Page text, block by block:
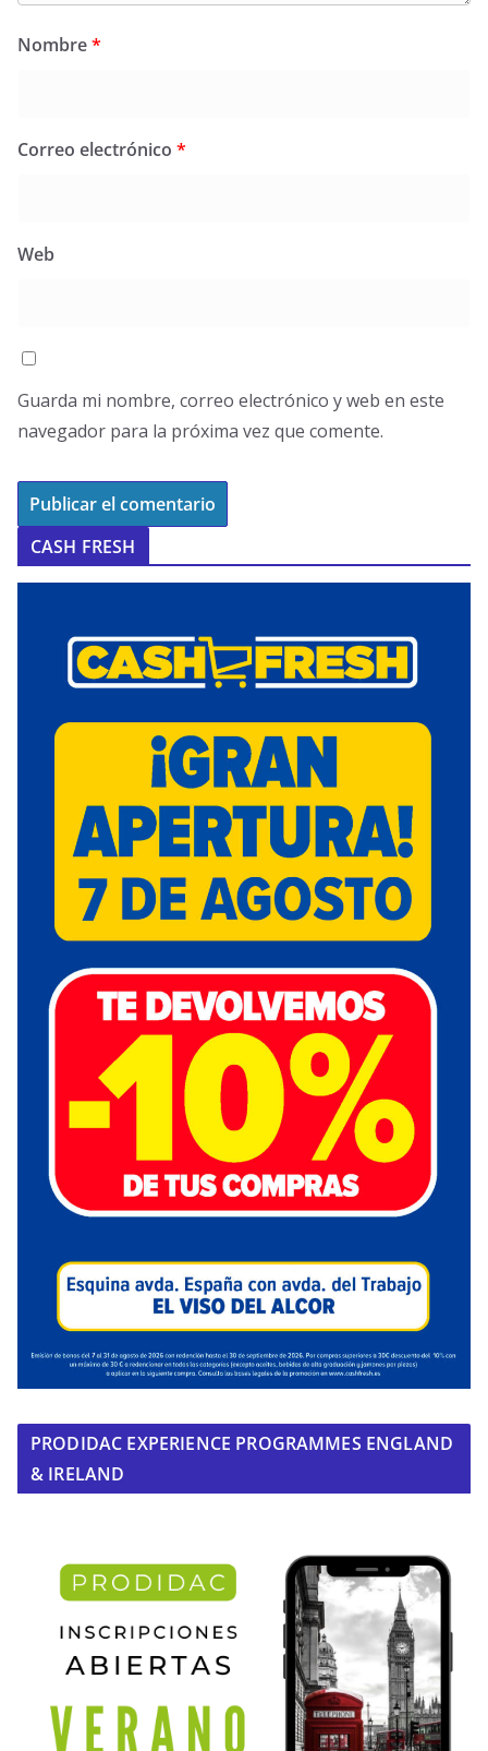
Nombre*
Correo electrónico *
Web
Guarda mi nombre, correo electrónico y web en este
navegador para la próxima vez que comente.
CASH FRESH
PRODIDAC EXPERIENCE PROGRAMMES ENGLAND
& IRELAND